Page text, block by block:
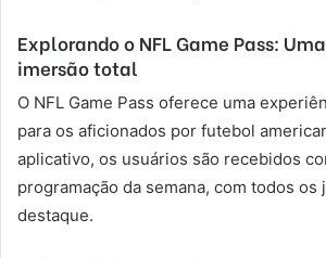
Explorando o NFL Game Pass:
imersão total
O NFL Game Pass oferece uma
para os aficionados por futebol
aplicativo, os usuários são recebidos
programação da semana, com todos os
destaque.